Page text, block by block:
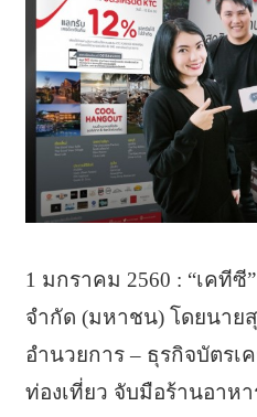
1 มกราคม 2560 : “เคที
จำกัด (มหาชน) โดยนาย
อำนวยการ – ธุรกิจบัตรเ
ท่องเที่ยว จับมือร้านอาห